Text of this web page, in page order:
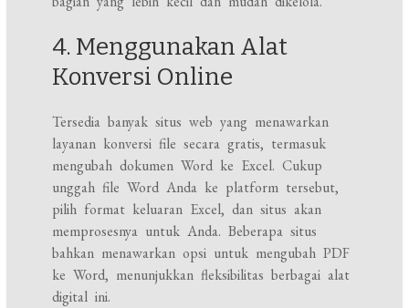
4. Menggunakan Alat
Konversi Online
Tersedia banyak situs web yang menawarkan
layanan konversi file secara gratis, termasuk
mengubah dokumen Word ke Excel. Cukup
unggah file Word Anda ke platform tersebut,
pilih format keluaran Excel, dan situs akan
memprosesnya untuk Anda. Beberapa situs
bahkan menawarkan opsi untuk mengubah PDF
ke Word, menunjukkan fleksibilitas berbagai alat
digital ini.